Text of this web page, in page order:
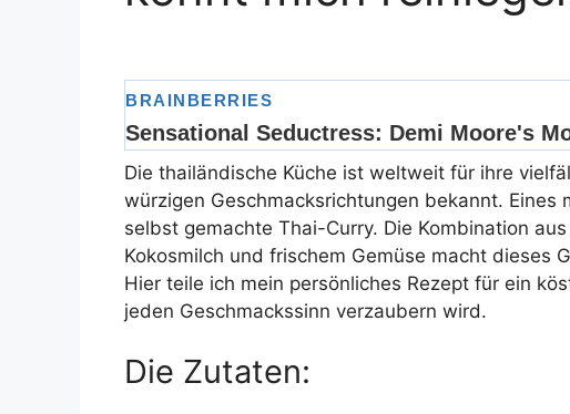
Die thailändische Küche ist weltweit für ihre
würzigen Geschmacksrichtungen bekannt.
selbst gemachte Thai-Curry. Die Kombination
Kokosmilch und frischem Gemüse macht dieses
Hier teile ich mein persönliches Rezept für ein
jeden Geschmackssinn verzaubern wird.
Die Zutaten: